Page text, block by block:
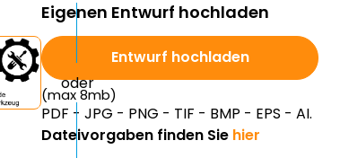
Eigenen Entwurf hochladen
Entwurf hochladen
(max 8mb)
PDF - JPG - PNG - TIF - BMP - EPS - AI.
Dateivorgaben finden Sie hier